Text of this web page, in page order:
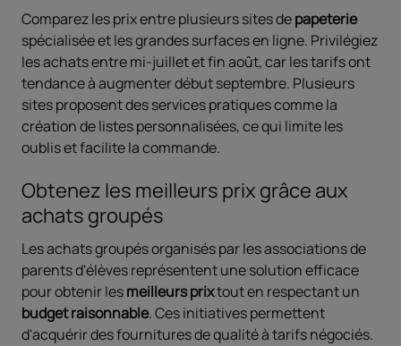
Comparez les prix entre plusieurs sites depapeterie
spécialisée et les grandes surfaces en ligne. Privilégiez
les achats entre mi-juillet et fin août, car les tarifs ont
tendance à augmenter début septembre. Plusieurs
sites proposent des services pratiques comme la
création de listes personnalisées, ce qui limite les
oublis et facilite la commande.
Obtenez les meilleurs prix grâce aux
achats groupés
Les achats groupés organisés par les associations de
parents d'élèves représentent une solution efficace
pour obtenir lesmeilleurs prixtout en respectant un
budget raisonnable. Ces initiatives permettent
d'acquérir des fournitures de qualité à tarifs négociés.